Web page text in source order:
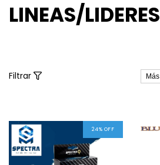
LINEAS/LIDERES
Filtrar
24% OFF